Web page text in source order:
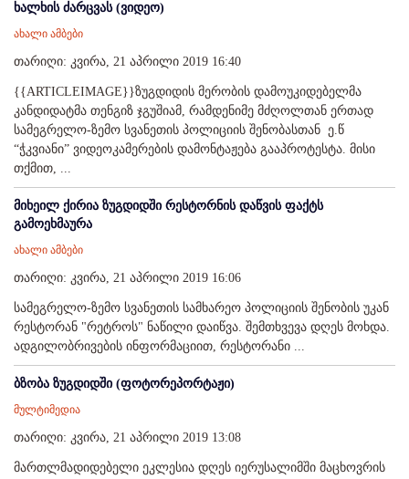
ხალხის ძარცვას (ვიდეო)
ახალი ამბები
თარიღი: კვირა, 21 აპრილი 2019 16:40
{{ARTICLEIMAGE}}ზუგდიდის მერობის დამოუკიდებელმა
კანდიდატმა თენგიზ ჯგუშიამ, რამდენიმე მძღოლთან ერთად
სამეგრელო-ზემო სვანეთის პოლიციის შენობასთან ე.წ
“ჭკვიანი” ვიდეოკამერების დამონტაჟება გააპროტესტა. მისი
თქმით, ...
მიხეილ ქირია ზუგდიდში რესტორნის დაწვის ფაქტს
გამოეხმაურა
ახალი ამბები
თარიღი: კვირა, 21 აპრილი 2019 16:06
სამეგრელო-ზემო სვანეთის სამხარეო პოლიციის შენობის უკან
რესტორან "რეტროს" ნაწილი დაიწვა. შემთხვევა დღეს მოხდა.
ადგილობრივების ინფორმაციით, რესტორანი ...
ბზობა ზუგდიდში (ფოტორეპორტაჟი)
მულტიმედია
თარიღი: კვირა, 21 აპრილი 2019 13:08
მართლმადიდებელი ეკლესია დღეს იერუსალიმში მაცხოვრის